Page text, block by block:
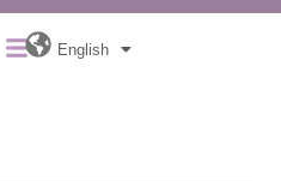
MenuEnglish